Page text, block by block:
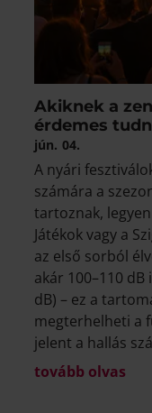
Akiknek a
érdemes
jún. 04.
A nyári
számára a
tartoznak,
Játékok vagy a
az első sorból
akár 100–110
dB) – ez a
megterhelheti a
jelent a hallás
tovább olvas